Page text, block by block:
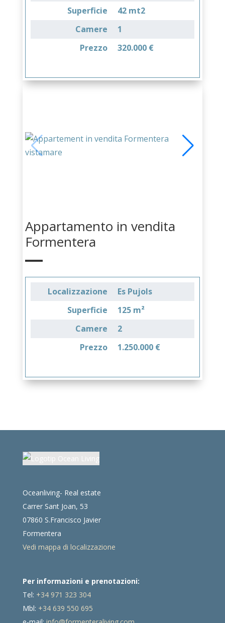
Superficie
42 mt2
Camere
1
Prezzo
320.000 €
Appartamento in vendita
Formentera
Localizzazione
Es Pujols
Superficie
125 m²
Camere
2
Prezzo
1.250.000 €
Oceanliving- Real estate
Carrer Sant Joan, 53
07860 S.Francisco Javier
Formentera
Vedi mappa di localizzazione
Per informazioni e prenotazioni:
Tel: +34 971 323 304
Mbl: +34 639 550 695